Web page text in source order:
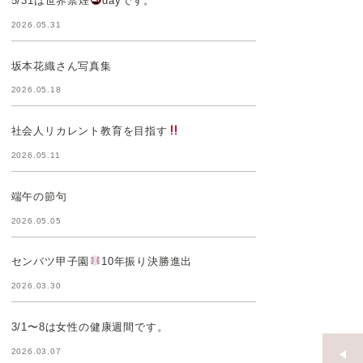
2026.05.31
坂本花織さん写真集
2026.05.18
社会人リカレント教育を目指す
2026.05.11
端午の節句
2026.05.05
センバツ甲子園 10年振り決勝進出
2026.03.30
3/1〜8は女性の健康週間です。
2026.03.07